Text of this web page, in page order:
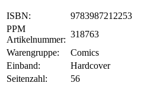
ISBN:
9783987212253
PPM
Artikelnummer:
318763
Warengruppe:
Comics
Einband:
Hardcover
Seitenzahl:
56